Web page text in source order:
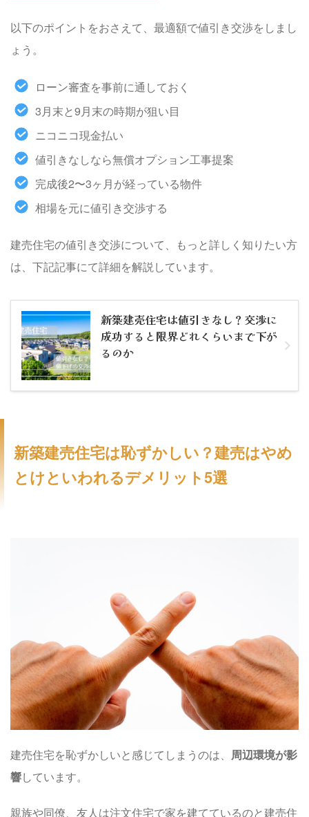
以下のポイントをおさえて、最適額で値引き交渉をしまし
ょう。
ローン審査を事前に通しておく
3月末と9月末の時期が狙い目
ニコニコ現金払い
値引きなしなら無償オプション工事提案
完成後2〜3ヶ月が経っている物件
相場を元に値引き交渉する
建売住宅の値引き交渉について、もっと詳しく知りたい方
は、下記記事にて詳細を解説しています。
新築建売住宅は値引きなし？交渉に
成功すると限界どれくらいまで下が
るのか
新築建売住宅は恥ずかしい？建売はやめ
とけといわれるデメリット5選
建売住宅を恥ずかしいと感じてしまうのは、 周辺環境が影
響しています。
親族や同僚、友人は注文住宅で家を建てているのと建売住